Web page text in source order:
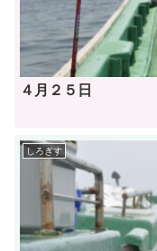
４月２５日
しろぎす